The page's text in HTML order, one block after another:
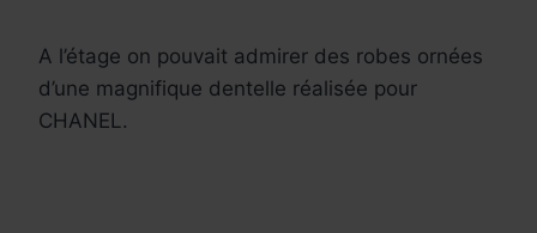
A l’étage on pouvait admirer des robes ornées
d’une magnifique dentelle réalisée pour
CHANEL.